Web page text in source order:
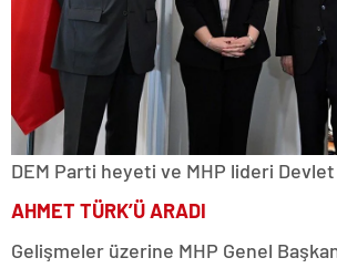
DEM Parti heyeti ve MHP lideri
AHMET TÜRK’Ü ARADI
Gelişmeler üzerine MHP Genel